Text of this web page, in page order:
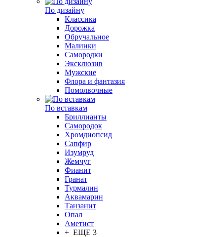
По дизайну
Классика
Дорожка
Обручальное
Малинки
Самородки
Эксклюзив
Мужские
Флора и фантазия
Помолвочные
По вставкам
Бриллианты
Самородок
Хромдиопсид
Сапфир
Изумруд
Жемчуг
Фианит
Гранат
Турмалин
Аквамарин
Танзанит
Опал
Аметист
+ ЕЩЕ 3